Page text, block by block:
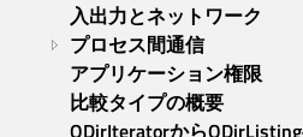
入出力とネットワーク
プロセス間通信
アプリケーション権限
比較タイプの概要
QDirIteratorから